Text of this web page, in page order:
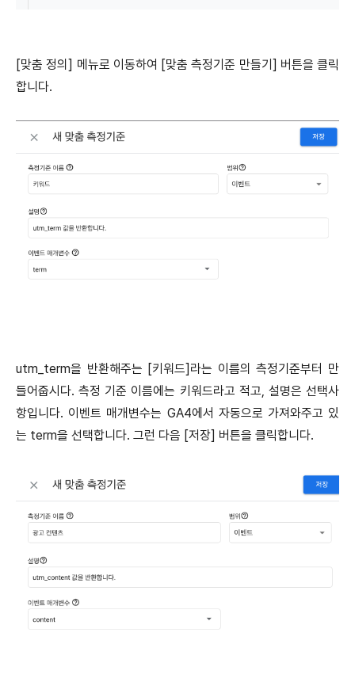
[맞춤 정의] 메뉴로 이동하여 [맞춤 측정기준 만들기] 버튼을 클릭
합니다.
utm_term을 반환해주는 [키워드]라는 이름의 측정기준부터 만
들어줍시다. 측정 기준 이름에는 키워드라고 적고, 설명은 선택사
항입니다. 이벤트 매개변수는 GA4에서 자동으로 가져와주고 있
는 term을 선택합니다. 그런 다음 [저장] 버튼을 클릭합니다.